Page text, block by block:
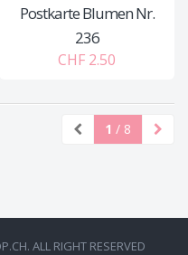
Postkarte Blumen Nr.
236
CHF 2.50
1 / 8
ALL RIGHT RESERVED